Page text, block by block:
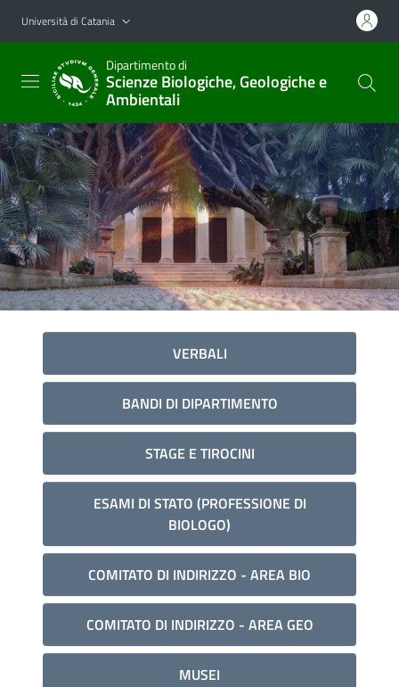
Vai al contenuto principale
Vai al menu di navigazione
Università di Catania
Dipartimento di
Scienze Biologiche, Geologiche e
Ambientali
VERBALI
BANDI DI DIPARTIMENTO
STAGE E TIROCINI
ESAMI DI STATO (PROFESSIONE DI
BIOLOGO)
COMITATO DI INDIRIZZO - AREA BIO
COMITATO DI INDIRIZZO - AREA GEO
MUSEI